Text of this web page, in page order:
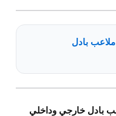
ملاعب بادل